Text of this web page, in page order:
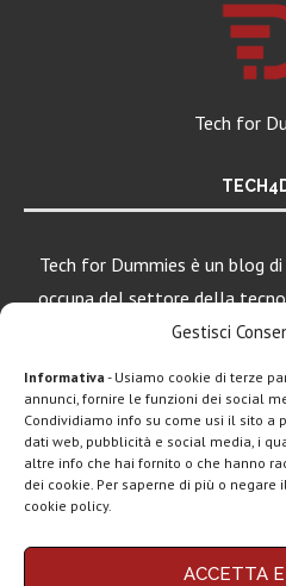
Gestisci
Informativa - Usiamo cookie di terze
annunci, fornire le funzioni dei social
Condividiamo info su come usi il sito a
dati web, pubblicità e social media, i
altre info che hai fornito o che hanno
dei cookie. Per saperne di più o
cookie policy.
ACCETTA
Tech for
Tech for Dummies è un blog
occupa del settore della
una particolare attenzione
Chi siamo Contatti